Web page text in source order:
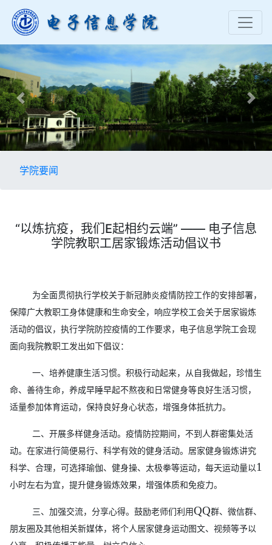
Previous Next
学院要闻
“以炼抗疫，我们E起相约云端” —— 电子信息
学院教职工居家锻炼活动倡议书
为全面贯彻执行学校关于新冠肺炎疫情防控工作的安排部署，
保障广大教职工身体健康和生命安全，响应学校工会关于居家锻炼
活动的倡议， 执行学院防控疫情的工作要求， 电子信息学院工会现
面向我院教职工发出如下倡议：
一、培养健康生活习惯。积极行动起来，从自我做起， 珍惜生
命、善待生命，养成早睡早起不熬夜和日常健身等良好生活习惯，
适量参加体育运动，保持良好身心状态，增强身体抵抗力。
二、 开展多样健身活动。 疫情防控期间，不到人群密集处活
动。 在家进行简便易行、科学有效的健身活动。居家健身锻炼讲究
科学、合理，可选择瑜伽、健身操、太极拳等运动，每天运动量以1
小时左右为宜 ， 提升健身锻炼效果，增强体质和免疫力。
三、加强交流，分享心得。鼓励老师们 利用QQ群、微信群、
朋友圈及其他相关新媒体，将个人居家健身运动图文、视频等予以